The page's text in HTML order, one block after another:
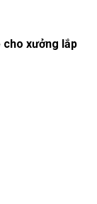
cho xưởng lắp